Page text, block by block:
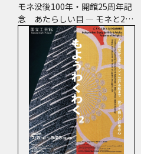
モネ没後100年・開館25周年記
念 あたらしい目 ― モネと21
世紀のアート